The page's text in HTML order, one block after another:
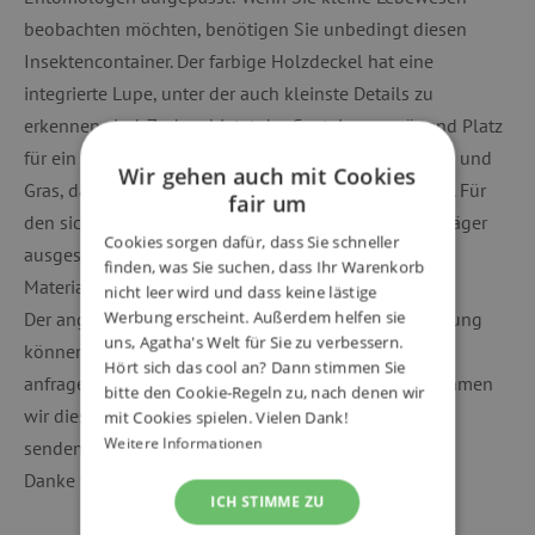
beobachten möchten, benötigen Sie unbedingt diesen
Insektencontainer. Der farbige Holzdeckel hat eine
integrierte Lupe, unter der auch kleinste Details zu
erkennen sind. Zudem bietet der Container genügend Platz
für ein gemütliches Insekten „Wohnzimmer“ aus Laub und
Gras, damit sich die tierischen Bewohner wohlfühlen. Für
den sicheren Transport ist der Container mit einem Träger
ausgestattet.
Material: fester, perfekt transparenter Kunststoff.
Der angegebene Preis gilt für 1 Stück. Bei der Bestellung
können Sie im Bestellschein ein bestimmtes Motiv
anfragen. Wenn das angefragte Motiv vorrätig ist, nehmen
wir dieses gerne bei Ihrer Bestellung auf. Andernfalls
senden wir nach dem Zufallsprinzip.
Danke für die Fotos: @kreativnarodina
Wir gehen auch mit Cookies
fair um
Cookies sorgen dafür, dass Sie schneller
finden, was Sie suchen, dass Ihr Warenkorb
nicht leer wird und dass keine lästige
Werbung erscheint. Außerdem helfen sie
uns, Agatha's Welt für Sie zu verbessern.
Hört sich das cool an? Dann stimmen Sie
bitte den Cookie-Regeln zu, nach denen wir
mit Cookies spielen. Vielen Dank!
Weitere Informationen
ICH STIMME ZU